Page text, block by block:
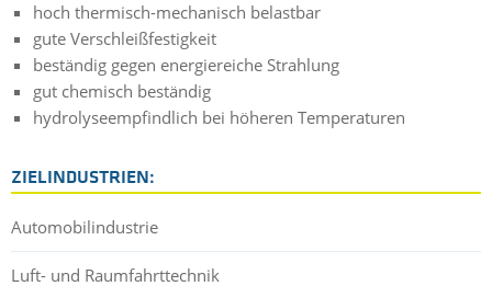
hoch thermisch-mechanisch belastbar
gute Verschleißfestigkeit
beständig gegen energiereiche Strahlung
gut chemisch beständig
hydrolyseempfindlich bei höheren Temperaturen
ZIELINDUSTRIEN:
Automobilindustrie
Luft- und Raumfahrttechnik